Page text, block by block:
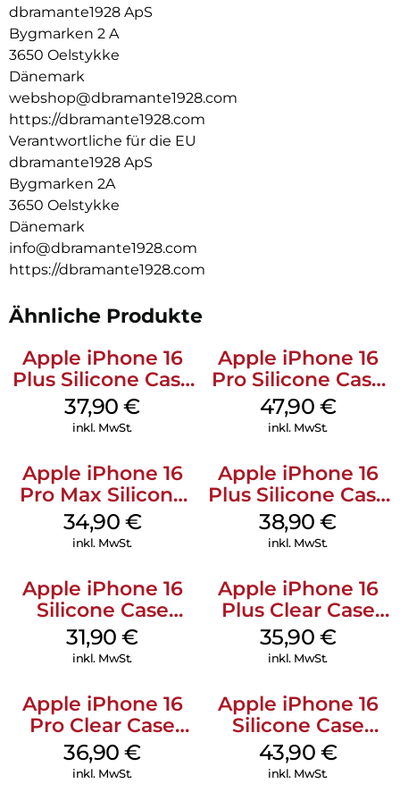
dbramante1928 ApS
Bygmarken 2 A
3650 Oelstykke
Dänemark
webshop@dbramante1928.com
https://dbramante1928.com
Verantwortliche für die EU
dbramante1928 ApS
Bygmarken 2A
3650 Oelstykke
Dänemark
info@dbramante1928.com
https://dbramante1928.com
Ähnliche Produkte
Apple iPhone 16
Plus Silicone Case
MagSafe Lake
Green
37,90€
inkl. MwSt.
Apple iPhone 16
Pro Silicone Case
MagSafe Denim
47,90 €
inkl. MwSt.
Apple iPhone 16
Pro Max Silicone
Case MagSafe
Denim
34,90 €
inkl. MwSt.
Apple iPhone 16
Plus Silicone Case
MagSafe Denim
38,90€
inkl. MwSt.
Apple iPhone 16
Silicone Case
MagSafe Fuchsia
31,90€
inkl. MwSt.
Apple iPhone 16
Plus Clear Case
MagSafe
Transparent
35,90 €
inkl. MwSt.
Apple iPhone 16
Pro Clear Case
MagSafe
Transparent
36,90€
inkl. MwSt.
Apple iPhone 16
Silicone Case
MagSafe Plum
43,90 €
inkl. MwSt.